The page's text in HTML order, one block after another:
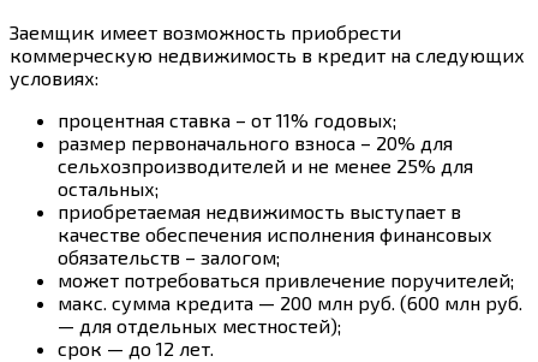
Заемщик имеет возможность приобрести
коммерческую недвижимость в кредит на следующих
условиях:
процентная ставка – от 11% годовых;
размер первоначального взноса – 20% для
сельхозпроизводителей и не менее 25% для
остальных;
приобретаемая недвижимость выступает в
качестве обеспечения исполнения финансовых
обязательств – залогом;
может потребоваться привлечение поручителей;
макс. сумма кредита — 200 млн руб. (600 млн руб.
— для отдельных местностей);
срок — до 12 лет.